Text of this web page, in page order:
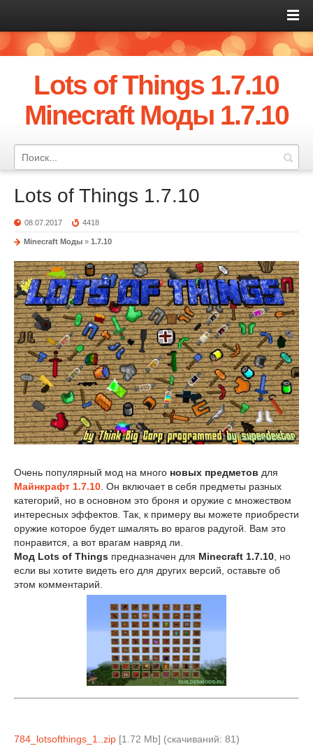
Lots of Things 1.7.10
Minecraft Моды 1.7.10
Lots of Things 1.7.10
08.07.2017 4418
Minecraft Моды » 1.7.10
Очень популярный мод на много новых предметов для
Майнкрафт 1.7.10 . Он включает в себя предметы разных
категорий, но в основном это броня и оружие с множеством
интересных эффектов. Так, к примеру вы можете приобрести
оружие которое будет шмалять во врагов радугой. Вам это
понравится, а вот врагам навряд ли.
Мод Lots of Things предназначен для Minecraft 1.7.10 , но
если вы хотите видеть его для других версий, оставьте об
этом комментарий.
784_lotsofthings_1..zip [1.72 Mb] (cкачиваний: 81)